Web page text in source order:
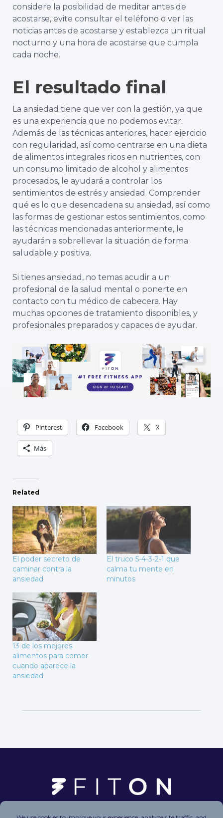
considere la posibilidad de meditar antes de
acostarse, evite consultar el teléfono o ver las
noticias antes de acostarse y establezca un ritual
nocturno y una hora de acostarse que cumpla
cada noche.
El resultado final
La ansiedad tiene que ver con la gestión, ya que
es una experiencia que no podemos evitar.
Además de las técnicas anteriores, hacer ejercicio
con regularidad, así como centrarse en una dieta
de alimentos integrales ricos en nutrientes, con
un consumo limitado de alcohol y alimentos
procesados, le ayudará a controlar los
sentimientos de estrés y ansiedad. Comprender
qué es lo que desencadena su ansiedad, así como
las formas de gestionar estos sentimientos, como
las técnicas mencionadas anteriormente, le
ayudarán a sobrellevar la situación de forma
saludable y positiva.
Si tienes ansiedad, no temas acudir a un
profesional de la salud mental o ponerte en
contacto con tu médico de cabecera. Hay
muchas opciones de tratamiento disponibles, y
profesionales preparados y capaces de ayudar.
Pinterest Facebook X
Más
Related
El poder secreto de
caminar contra la
ansiedad
El truco 5-4-3-2-1 que
calma tu mente en
minutos
13 de los mejores
alimentos para comer
cuando aparece la
ansiedad